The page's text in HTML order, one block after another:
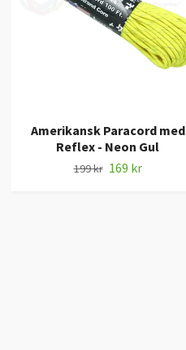
Amerikansk Paracord med
Reflex - Neon Gul
199 kr 169 kr